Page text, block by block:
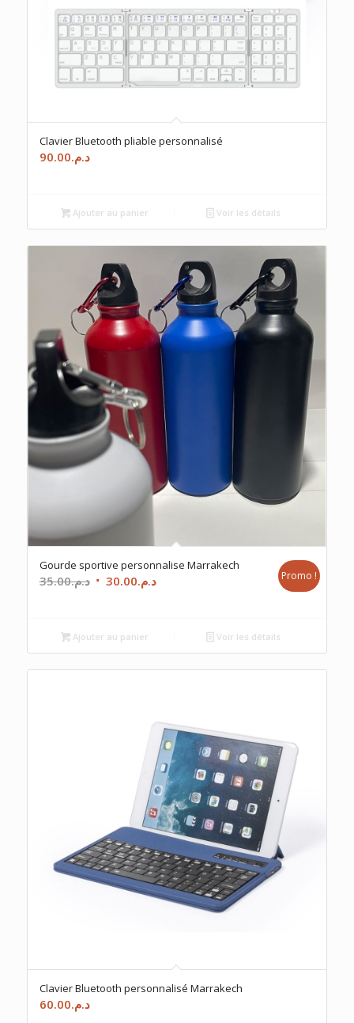
Clavier Bluetooth pliable personnalisé
د.م.90.00
Ajouter au panier Voir les détails
Gourde sportive personnalise Marrakech
د.م.35.00
Le
était :
د.م.35.00.
د.م.30.00
Le
د.م.30.00.
Promo !
Ajouter au panier Voir les détails
Clavier Bluetooth personnalisé Marrakech
د.م.60.00